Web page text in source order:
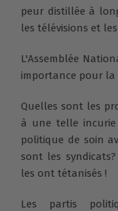
peur distillée à
les télévisions et
L'Assemblée
importance pour la
Quelles sont les
à une telle incurie
politique de soin
sont les
les ont tétanisés !
Les partis